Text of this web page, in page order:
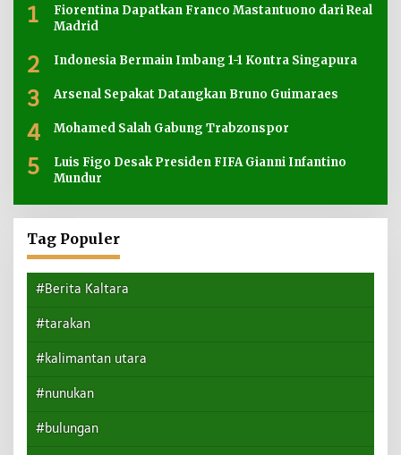
1
Fiorentina Dapatkan Franco Mastantuono dari Real
Madrid
2 Indonesia Bermain Imbang 1-1 Kontra Singapura
3 Arsenal Sepakat Datangkan Bruno Guimaraes
4 Mohamed Salah Gabung Trabzonspor
5
Luis Figo Desak Presiden FIFA Gianni Infantino
Mundur
Tag Populer
#Berita Kaltara
#tarakan
#kalimantan utara
#nunukan
#bulungan